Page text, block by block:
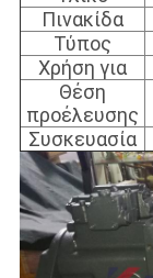
Πινακίδα
Τύπος
Χρήση για
Θέση
προέλευσης
Συσκευασία